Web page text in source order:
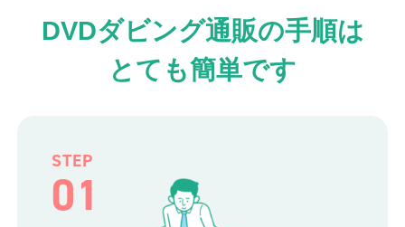
DVDダビング通販の手順は
とても簡単です
STEP
01